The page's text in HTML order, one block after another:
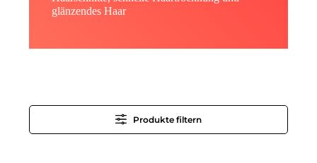
glänzendes Haar
Produkte filtern